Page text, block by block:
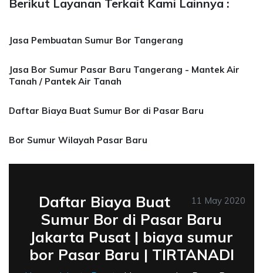
Berikut Layanan Terkait Kami Lainnya :
Jasa Pembuatan Sumur Bor Tangerang
Jasa Bor Sumur Pasar Baru Tangerang - Mantek Air
Tanah / Pantek Air Tanah
Daftar Biaya Buat Sumur Bor di Pasar Baru
Bor Sumur Wilayah Pasar Baru
11 May 2020
Daftar Biaya Buat
Sumur Bor di Pasar Baru
Jakarta Pusat | biaya sumur
bor Pasar Baru | TIRTANADI